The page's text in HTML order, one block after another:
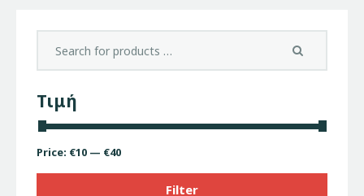
Τιμή
Filter
Price: €10 — €40